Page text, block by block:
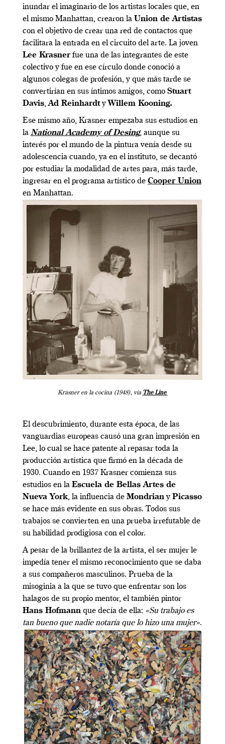
inundar el imaginario de los artistas locales que, en
el mismo Manhattan, crearon la Union de Artistas
con el objetivo de crear una red de contactos que
facilitara la entrada en el circuito del arte. La joven
Lee Krasnerfue una de las integrantes de este
colectivo y fue en ese círculo donde conoció a
algunos colegas de profesión, y que más tarde se
convertirían en sus íntimos amigos, como Stuart
Davis,Ad ReinhardtyWillem Kooning.
Ese mismo año, Krasner empezaba sus estudios en
la National Academy of Desing, aunque su
interés por el mundo de la pintura venía desde su
adolescencia cuando, ya en el instituto, se decantó
por estudiar la modalidad de artes para, más tarde,
ingresar en el programa artístico de Cooper Union
en Manhattan.
Krasner en la cocina (1948), vía The Line
El descubrimiento, durante esta época, de las
vanguardias europeas causó una gran impresión en
Lee, lo cual se hace patente al repasar toda la
producción artística que firmó en la década de
1930. Cuando en 1937 Krasner comienza sus
estudios en la Escuela de Bellas Artes de
Nueva York, la influencia de MondrianyPicasso
se hace más evidente en sus obras. Todos sus
trabajos se convierten en una prueba irrefutable de
su habilidad prodigiosa con el color.
A pesar de la brillantez de la artista, el ser mujer le
impedía tener el mismo reconocimiento que se daba
a sus compañeros masculinos. Prueba de la
misoginia a la que se tuvo que enfrentar son los
halagos de su propio mentor, el también pintor
Hans Hofmann que decía de ella: «Su trabajo es
tan bueno que nadie notaría que lo hizo una mujer».